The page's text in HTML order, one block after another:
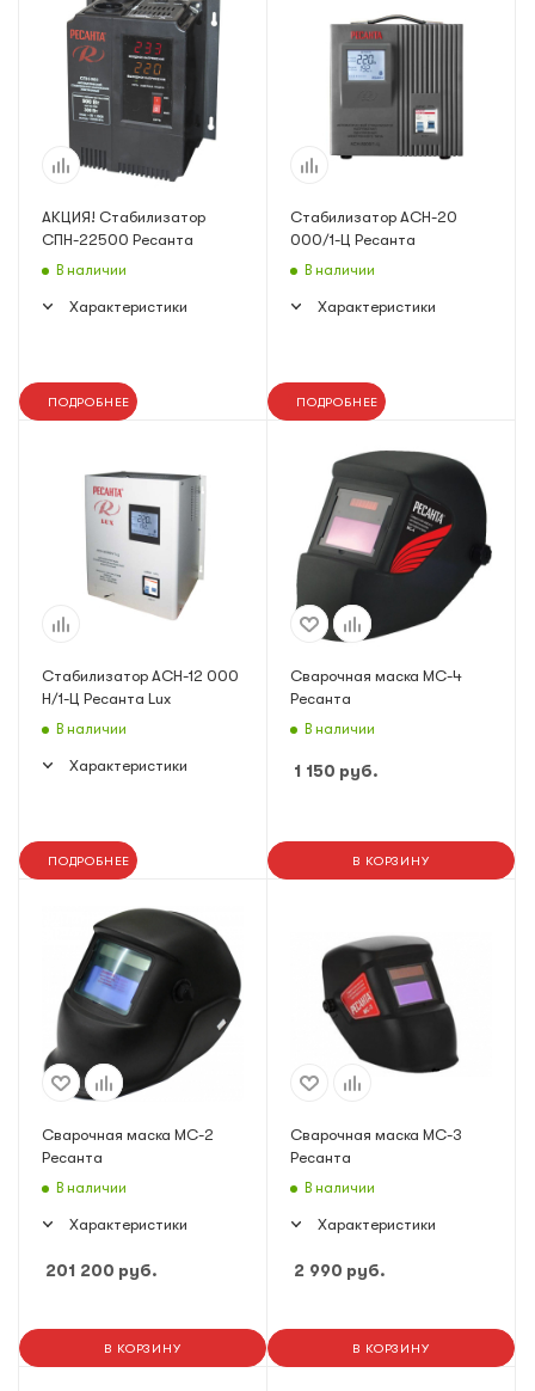
АКЦИЯ! Стабилизатор
СПН-22500 Ресанта
В наличии
Характеристики
ПОДРОБНЕЕ
Стабилизатор АСН-20
000/1-Ц Ресанта
В наличии
Характеристики
ПОДРОБНЕЕ
Стабилизатор АСН-12 000
Н/1-Ц Ресанта Lux
В наличии
Характеристики
ПОДРОБНЕЕ
Сварочная маска МС-4
Ресанта
В наличии
1 150 руб.
В КОРЗИНУ
Сварочная маска МС-2
Ресанта
В наличии
Характеристики
201 200 руб.
В КОРЗИНУ
Сварочная маска МС-3
Ресанта
В наличии
Характеристики
2 990 руб.
В КОРЗИНУ